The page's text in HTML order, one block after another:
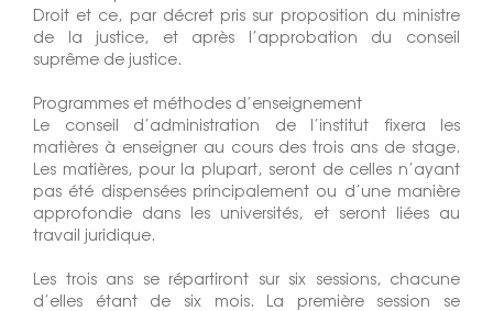
Droit et ce, par décret pris sur proposition du ministre
de la justice, et après l’approbation du conseil
suprême de justice.
Programmes et méthodes d’enseignement
Le conseil d’administration de l’institut fixera les
matières à enseigner au cours des trois ans de stage.
Les matières, pour la plupart, seront de celles n’ayant
pas été dispensées principalement ou d’une manière
approfondie dans les universités, et seront liées au
travail juridique.
Les trois ans se répartiront sur six sessions, chacune
d’elles étant de six mois. La première session se